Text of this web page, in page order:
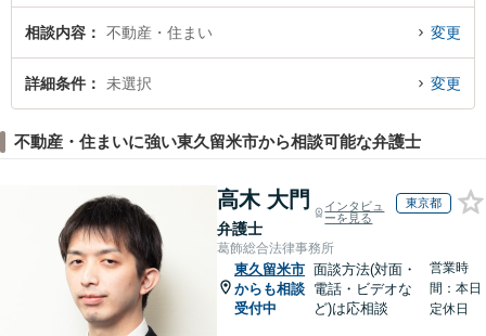
まいを法律相談できる東久留米市内の弁護士に相談予約したい』などでお困り
の相談者さんにおすすめです。
相談内容 不動産・住まい 変更
詳細条件 未選択 変更
不動産・住まいに強い東久留米市から相談可能な弁護士
高木 大門
弁護士
インタビュ
ーを見る
東京都
葛飾総合法律事務所
東久留米市
からも相談
受付中
面談方法(対面・
電話・ビデオな
ど)は応相談
営業時
間：本日
定休日